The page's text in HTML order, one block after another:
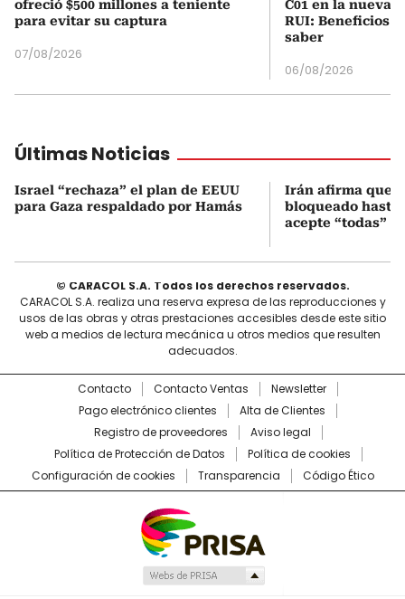
ofreció $500 millones a teniente
para evitar su captura
07/08/2026
C01 en la nueva
RUI: Beneficios
saber
06/08/2026
Últimas Noticias
Israel “rechaza” el plan de EEUU
para Gaza respaldado por Hamás
Irán afirma que
bloqueado hasta
acepte “todas”
© CARACOL S.A. Todos los derechos reservados.
CARACOL S.A. realiza una reserva expresa de las reproducciones y
usos de las obras y otras prestaciones accesibles desde este sitio
web a medios de lectura mecánica u otros medios que resulten
adecuados.
Contacto Contacto Ventas
Newsletter
Pago electrónico clientes
Alta de Clientes
Registro de proveedores
Aviso legal
Política de Protección de Datos
Política de cookies
Configuración de cookies
Transparencia Código Ético